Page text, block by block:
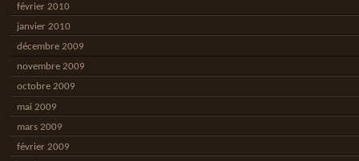
février 2010
janvier 2010
décembre 2009
novembre 2009
octobre 2009
mai 2009
mars 2009
février 2009